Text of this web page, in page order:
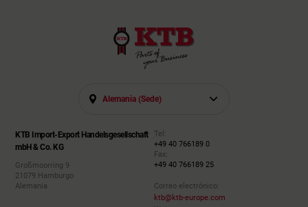
Alemania (sede)
KTB Import-Export Handelsgesellschaft
mbH & Co. KG
Großmoorring 9
21079 Hamburgo
Alemania
Tel:
+49 40 766189 0
Fax:
+49 40 766189 25
Correo electrónico:
ktb@ktb-europe.com